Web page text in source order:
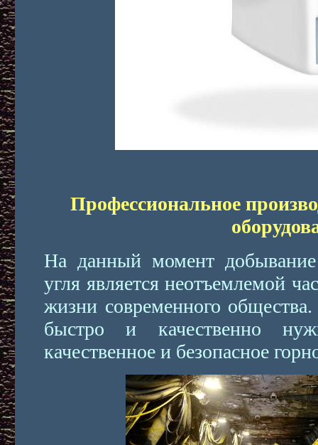
Профессиональное
На данный момент
угля является неотъемлемой
жизни современного
быстро и качественно
качественное и безопасное